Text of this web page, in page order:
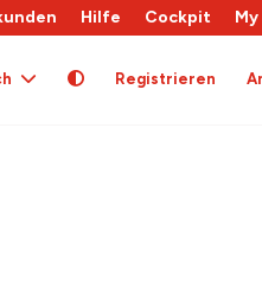
Hilfe Cockpit
Registrieren